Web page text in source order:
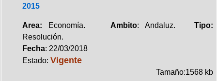
2015
Area: Economía. Ambito: Andaluz. Tipo:
Resolución.
Fecha: 22/03/2018
Estado: Vigente
Tamaño:1568 kb